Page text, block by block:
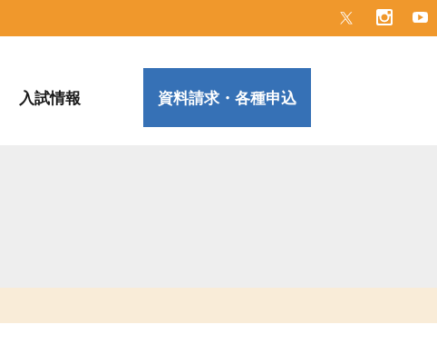
入試情報 資料請求・各種申込